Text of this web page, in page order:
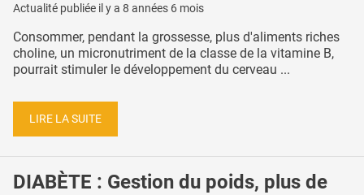
Actualité publiée il y a 8 années 6 mois
Consommer, pendant la grossesse, plus d'aliments riches
choline, un micronutriment de la classe de la vitamine B,
pourrait stimuler le développement du cerveau ...
LIRE LA SUITE
DIABÈTE : Gestion du poids, plus de